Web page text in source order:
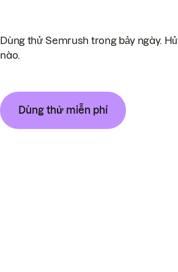
Dùng thử Semrush trong bảy ngày.
nào.
Dùng thử miễn phí